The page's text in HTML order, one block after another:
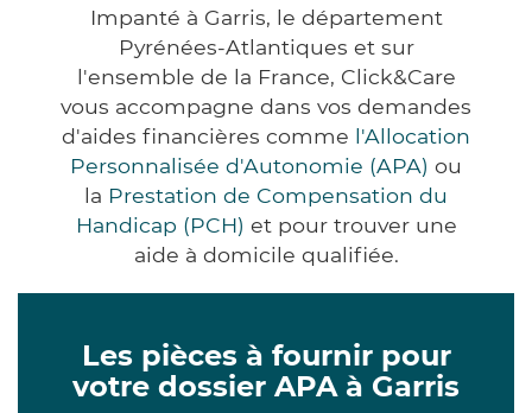
Impanté à Garris, le département
Pyrénées-Atlantiques et sur
l'ensemble de la France, Click&Care
vous accompagne dans vos demandes
d'aides financières comme l'Allocation
Personnalisée d'Autonomie (APA) ou
la Prestation de Compensation du
Handicap (PCH) et pour trouver une
aide à domicile qualifiée.
Les pièces à fournir pour
votre dossier APA à Garris